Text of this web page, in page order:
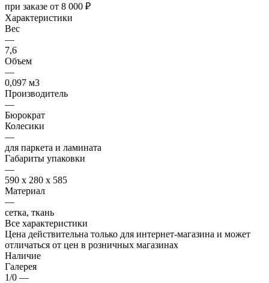
при заказе от 8 000 ₽
Характеристики
Вес
—
7,6
Объем
—
0,097 м3
Производитель
—
Бюрократ
Колесики
—
для паркета и ламината
Габариты упаковки
—
590 x 280 x 585
Материал
—
сетка, ткань
Все характеристики
Цена действительна только для интернет-магазина и может
отличаться от цен в розничных магазинах
Наличие
Галерея
1/0 —